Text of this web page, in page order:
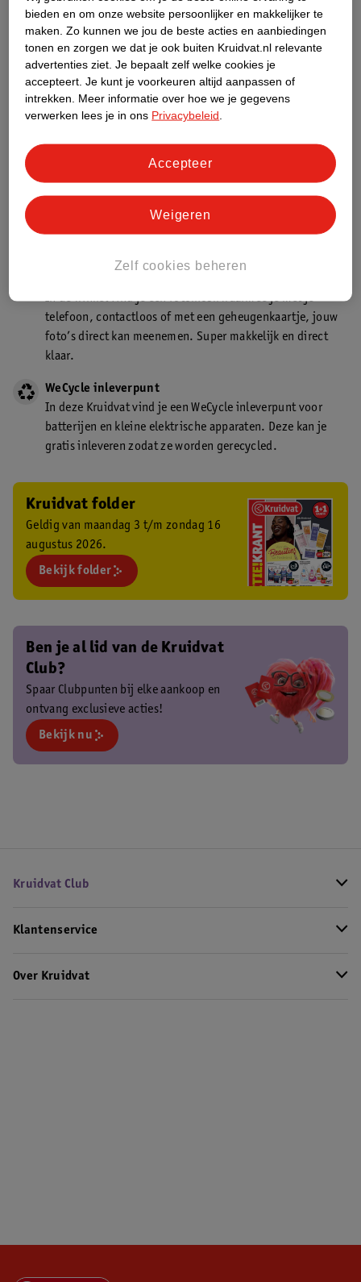
Stel je gezondheidsvraag
Ook in deze winkel
Kruidvat.nl ophaalpunt
Laat je bestelling snel en gemakkelijk bezorgen in de
Kruidvat is een gecertificeerd drogist. Dit betekent dat je
In de winkel vind je een fotokiosk waarmee je met je
telefoon, contactloos of met een geheugenkaartje, jouw
foto’s direct kan meenemen. Super makkelijk en direct
klaar.
WeCycle inleverpunt
In deze Kruidvat vind je een WeCycle inleverpunt voor
batterijen en kleine elektrische apparaten. Deze kan je
gratis inleveren zodat ze worden gerecycled.
Kruidvat folder
Geldig van maandag 3 t/m zondag 16
augustus 2026.
Bekijk folder
Ben je al lid van de Kruidvat
Club?
Spaar Clubpunten bij elke aankoop en
ontvang exclusieve acties!
Bekijk nu
Kruidvat Club
Klantenservice
Over Kruidvat
bieden en om onze website persoonlijker en makkelijker te
maken. Zo kunnen we jou de beste acties en aanbiedingen
tonen en zorgen we dat je ook buiten Kruidvat.nl relevante
advertenties ziet. Je bepaalt zelf welke cookies je
accepteert. Je kunt je voorkeuren altijd aanpassen of
intrekken.
Meer informatie over hoe we je gegevens
verwerken lees je in ons Privacybeleid
Zelf cookies beheren
Weigeren
Accepteer